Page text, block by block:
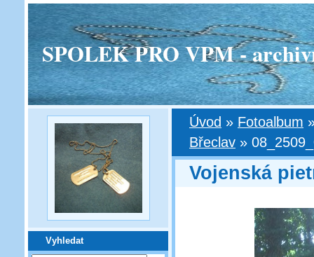
SPOLEK PRO VPM -
Vyhledat
Úvod » Fotoalbum
Břeclav »
Vojenská